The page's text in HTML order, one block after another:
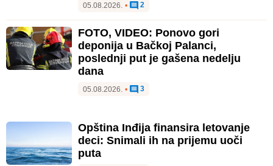
05.08.2026. • 2
FOTO, VIDEO: Ponovo gori
deponija u Bačkoj Palanci,
poslednji put je gašena nedelju
dana
05.08.2026. • 3
Opština Inđija finansira letovanje
deci: Snimali ih na prijemu uoči
puta